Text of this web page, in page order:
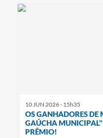
10 JUN 2026 - 15h35
OS GANHADORES
GAÚCHA MUNICIPAL"
PRÊMIO!